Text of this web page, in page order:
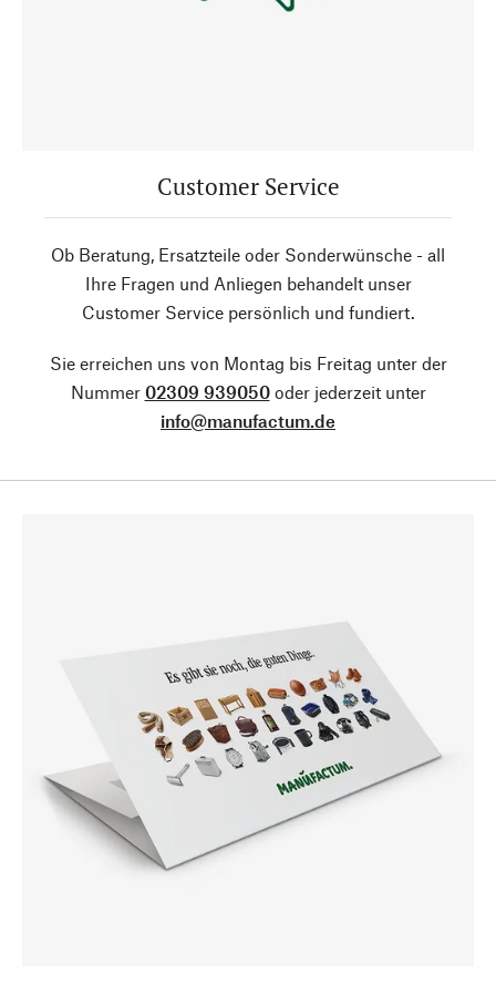
Customer Service
Ob Beratung, Ersatzteile oder Sonderwünsche - all
Ihre Fragen und Anliegen behandelt unser
Customer Service persönlich und fundiert.
Sie erreichen uns von Montag bis Freitag unter der
Nummer 02309 939050oder jederzeit unter
info@manufactum.de